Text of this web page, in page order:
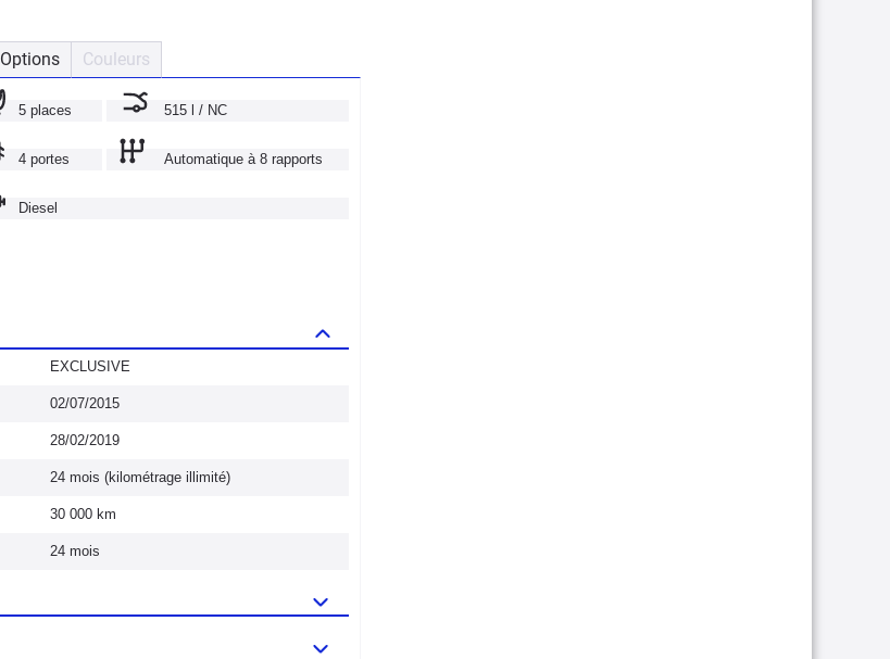
Options Couleurs
5 places 515 l / NC
4 portes Automatique à 8 rapports
Diesel
EXCLUSIVE
02/07/2015
28/02/2019
24 mois (kilométrage illimité)
30 000 km
24 mois